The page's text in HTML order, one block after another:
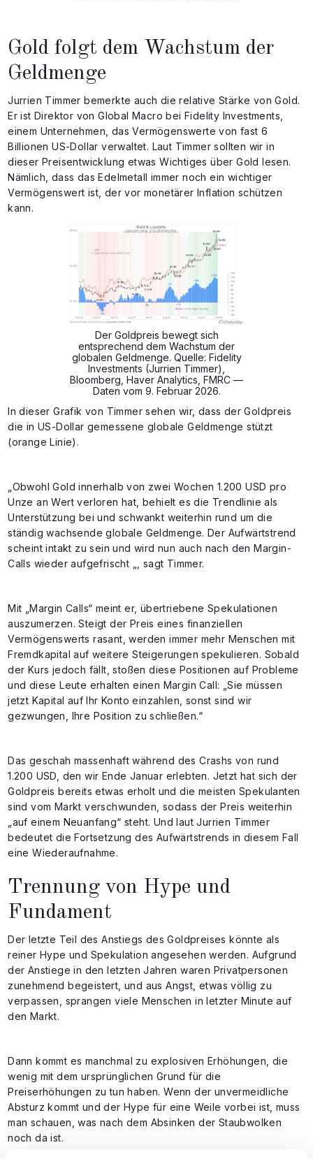
Gold folgt dem Wachstum der
Geldmenge
Jurrien Timmer bemerkte auch die relative Stärke von Gold.
Er ist Direktor von Global Macro bei Fidelity Investments,
einem Unternehmen, das Vermögenswerte von fast 6
Billionen US-Dollar verwaltet. Laut Timmer sollten wir in
dieser Preisentwicklung etwas Wichtiges über Gold lesen.
Nämlich, dass das Edelmetall immer noch ein wichtiger
Vermögenswert ist, der vor monetärer Inflation schützen
kann.
Der Goldpreis bewegt sich
entsprechend dem Wachstum der
globalen Geldmenge. Quelle: Fidelity
Investments (Jurrien Timmer),
Bloomberg, Haver Analytics, FMRC —
Daten vom 9. Februar 2026.
In dieser Grafik von Timmer sehen wir, dass der Goldpreis
die in US-Dollar gemessene globale Geldmenge stützt
(orange Linie).
„Obwohl Gold innerhalb von zwei Wochen 1.200 USD pro
Unze an Wert verloren hat, behielt es die Trendlinie als
Unterstützung bei und schwankt weiterhin rund um die
ständig wachsende globale Geldmenge. Der Aufwärtstrend
scheint intakt zu sein und wird nun auch nach den Margin-
Calls wieder aufgefrischt „, sagt Timmer.
Mit „Margin Calls“ meint er, übertriebene Spekulationen
auszumerzen. Steigt der Preis eines finanziellen
Vermögenswerts rasant, werden immer mehr Menschen mit
Fremdkapital auf weitere Steigerungen spekulieren. Sobald
der Kurs jedoch fällt, stoßen diese Positionen auf Probleme
und diese Leute erhalten einen Margin Call: „Sie müssen
jetzt Kapital auf Ihr Konto einzahlen, sonst sind wir
gezwungen, Ihre Position zu schließen.“
Das geschah massenhaft während des Crashs von rund
1.200 USD, den wir Ende Januar erlebten. Jetzt hat sich der
Goldpreis bereits etwas erholt und die meisten Spekulanten
sind vom Markt verschwunden, sodass der Preis weiterhin
„auf einem Neuanfang“ steht. Und laut Jurrien Timmer
bedeutet die Fortsetzung des Aufwärtstrends in diesem Fall
eine Wiederaufnahme.
Trennung von Hype und
Fundament
Der letzte Teil des Anstiegs des Goldpreises könnte als
reiner Hype und Spekulation angesehen werden. Aufgrund
der Anstiege in den letzten Jahren waren Privatpersonen
zunehmend begeistert, und aus Angst, etwas völlig zu
verpassen, sprangen viele Menschen in letzter Minute auf
den Markt.
Dann kommt es manchmal zu explosiven Erhöhungen, die
wenig mit dem ursprünglichen Grund für die
Preiserhöhungen zu tun haben. Wenn der unvermeidliche
Absturz kommt und der Hype für eine Weile vorbei ist, muss
man schauen, was nach dem Absinken der Staubwolken
noch da ist.